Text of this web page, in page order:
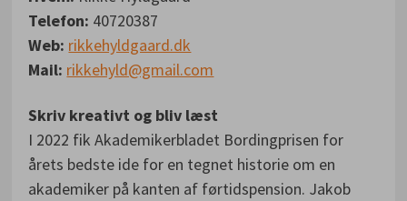
Telefon: 40720387
Web: rikkehyldgaard.dk
Mail: rikkehyld@gmail.com
Skriv kreativt og bliv læst
I 2022 fik Akademikerbladet Bordingprisen for
årets bedste ide for en tegnet historie om en
akademiker på kanten af førtidspension. Jakob